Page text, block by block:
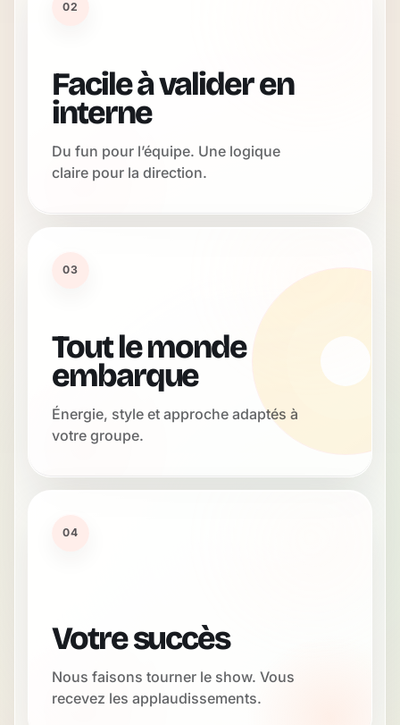
02
Facile à valider en
interne
Du fun pour l’équipe. Une logique
claire pour la direction.
03
Tout le monde
embarque
Énergie, style et approche adaptés à
votre groupe.
04
Votre succès
Nous faisons tourner le show. Vous
recevez les applaudissements.